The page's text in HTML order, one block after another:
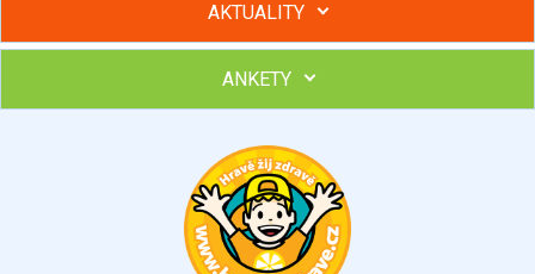
AKTUALITY
Hubněte s podporou lektorky a skupiny v kurzech STOBu
Chcete poradit s hubnutím? Najděte si odborníka STOBu ve
ANKETY